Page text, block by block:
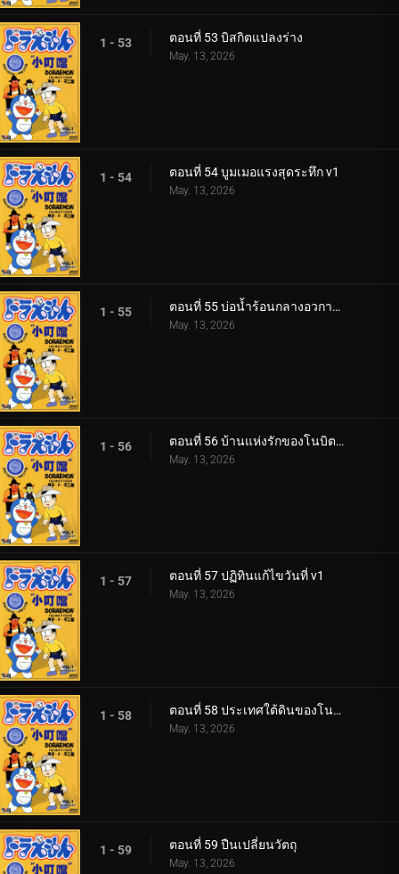
1 - 53 ตอนที่ 53 บิสกิตแปลงร่าง
May. 13, 2026
1 - 54 ตอนที่ 54 บูมเมอแรงสุดระทึก v1
May. 13, 2026
1 - 55 ตอนที่ 55 บ่อน้ำร้อนกลางอวกาศของชิชูกะ
May. 13, 2026
1 - 56 ตอนที่ 56 บ้านแห่งรักของโนบิตะ กับ​ ชิสุกะ​
May. 13, 2026
1 - 57 ตอนที่ 57 ปฏิทินแก้ไขวันที่ v1
May. 13, 2026
1 - 58 ตอนที่ 58 ประเทศใต้ดินของโนบิตะ
May. 13, 2026
1 - 59 ตอนที่ 59 ปืนเปลี่ยนวัตถุ
May. 13, 2026